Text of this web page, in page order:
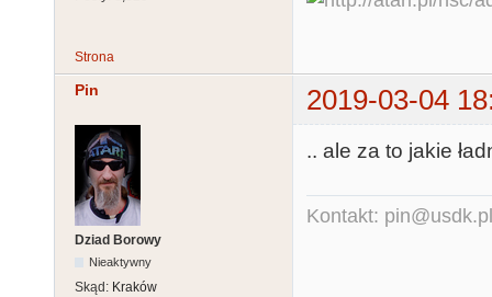
Strona
Pin 2019-03-04
Dziad Borowy
Nieaktywny
Skąd: Kraków
.. ale za to jakie
Kontakt: pin@usdk.pl